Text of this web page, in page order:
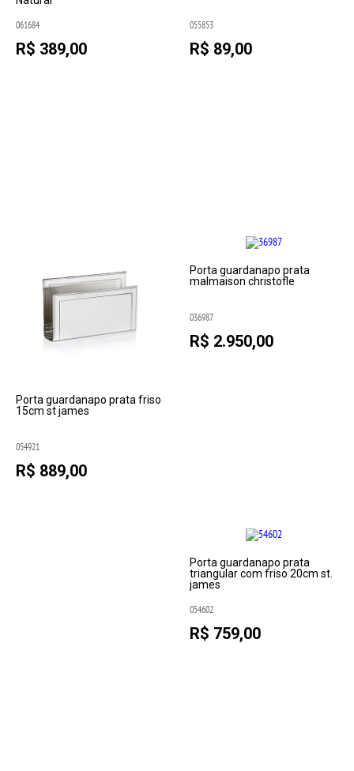
061684
R$ 389,00
055853
R$ 89,00
Porta guardanapo prata friso
15cm st james
054921
R$ 889,00
Porta guardanapo prata
malmaison christofle
036987
R$ 2.950,00
Porta guardanapo prata
triangular com friso 20cm st.
james
054602
R$ 759,00